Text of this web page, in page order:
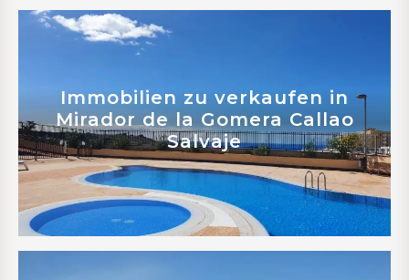
Immobilien zu verkaufen in
Mirador de la Gomera Callao
Salvaje
Mehr erfahren
Mehr erfahren